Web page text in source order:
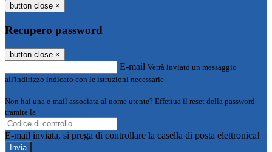
button close ×
Recupero password
button close ×
E-mail Verrà inviato un messaggio
all'indirizzo indicato con le istruzioni necessarie.
Non hai una e-mail associata al nome utente? Effettua il reset della password
tramite la
E-mail inviata, si prega di controllare la casella di posta elettronica!